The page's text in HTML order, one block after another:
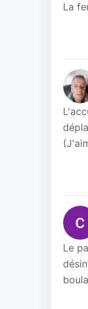
La
Le